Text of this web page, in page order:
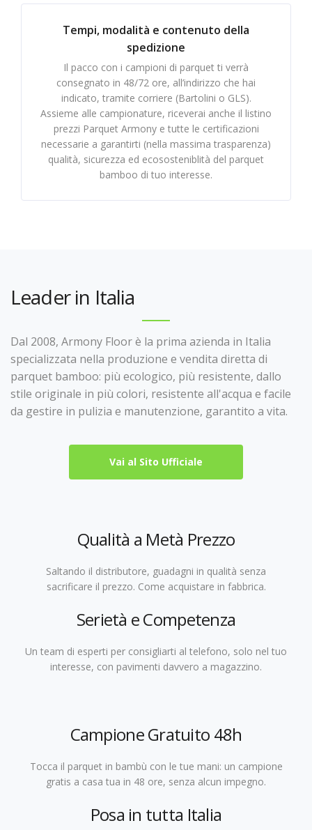
Tempi, modalità e contenuto della
spedizione
Il pacco con i campioni di parquet ti verrà
consegnato in 48/72 ore, all’indirizzo che hai
indicato, tramite corriere (Bartolini o GLS).
Assieme alle campionature, riceverai anche il listino
prezzi Parquet Armony e tutte le certificazioni
necessarie a garantirti (nella massima trasparenza)
qualità, sicurezza ed ecososteniblità del parquet
bamboo di tuo interesse.
Leader in Italia
Dal 2008, Armony Floor è la prima azienda in Italia
specializzata nella produzione e vendita diretta di
parquet bamboo: più ecologico, più resistente, dallo
stile originale in più colori, resistente all'acqua e facile
da gestire in pulizia e manutenzione, garantito a vita.
Vai al Sito Ufficiale
Qualità a Metà Prezzo
Saltando il distributore, guadagni in qualità senza
sacrificare il prezzo. Come acquistare in fabbrica.
Serietà e Competenza
Un team di esperti per consigliarti al telefono, solo nel tuo
interesse, con pavimenti davvero a magazzino.
Campione Gratuito 48h
Tocca il parquet in bambù con le tue mani: un campione
gratis a casa tua in 48 ore, senza alcun impegno.
Posa in tutta Italia